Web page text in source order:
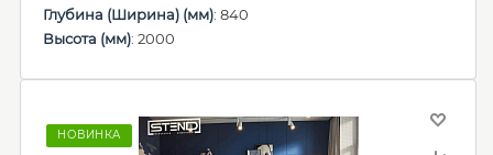
Глубина (Ширина) (мм): 840
Высота (мм): 2000
НОВИНКА